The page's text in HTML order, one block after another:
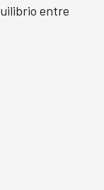
entre